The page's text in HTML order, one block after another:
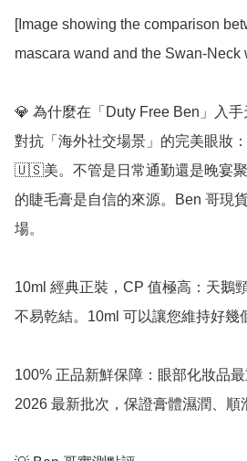
[Image showing the comparison
mascara wand and the Swan-Neck
💎 為什麼在「Duty Free Ben」入手
對抗「海外社交場景」的完美
🇺🇸美。不管是日常通勤還是晚宴
的睫毛膏是自信的來源。Ben 哥現
場。
10ml 經典正裝，CP 值極高：天鵝
不易乾結。10ml 可以讓您維持好幾
100% 正品新鮮保障：眼部化妝品
2026 最新批次，保證膏體濕潤、順